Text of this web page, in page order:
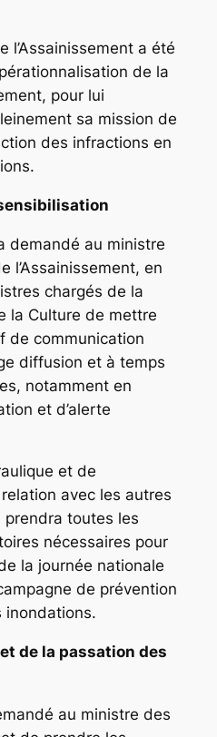
l’Assainissement a été
de la
pour lui
sa mission de
des infractions en
demandé au ministre
l’Assainissement, en
chargés de la
la Culture de mettre
de communication
diffusion et à temps
notamment en
et d’alerte
et de
avec les autres
prendra toutes les
nécessaires pour
la journée nationale
de prévention
inondations.
de la passation des
au ministre des